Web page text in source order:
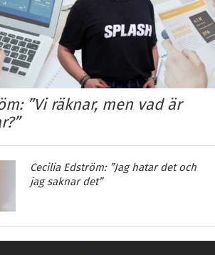
”Vi räknar, men vad är
Cecilia Edström: ”Jag hatar det och
jag saknar det”